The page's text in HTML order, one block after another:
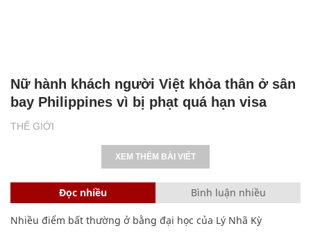
THẾ GIỚI
Nữ hành khách người Việt khỏa thân ở sân
bay Philippines vì bị phạt quá hạn visa
XEM THÊM BÀI VIẾT
Đọc nhiều Bình luận nhiều
Nhiều điểm bất thường ở bằng đại học của Lý Nhã Kỳ